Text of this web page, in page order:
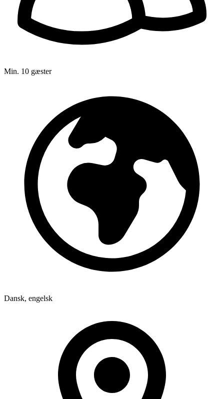
Min. 10 gæster
Dansk, engelsk